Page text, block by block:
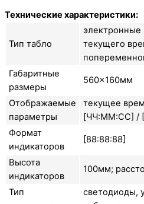
Технические характеристики:
Тип табло
электронные
текущего
Габаритные
размеры
560×160мм
Отображаемые
параметры
текущее
[ЧЧ:ММ:СС] /
Формат
индикаторов
[88:88:88]
Высота
индикаторов
100мм;
Тип
светодиоды,